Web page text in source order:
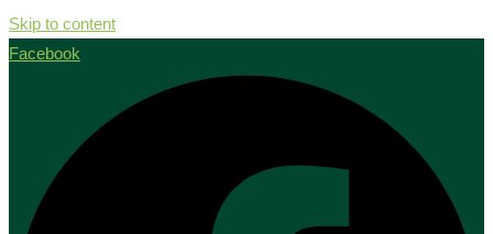
Skip to content
Facebook